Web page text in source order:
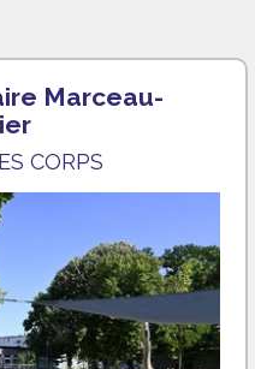
Marceau-
CORPS